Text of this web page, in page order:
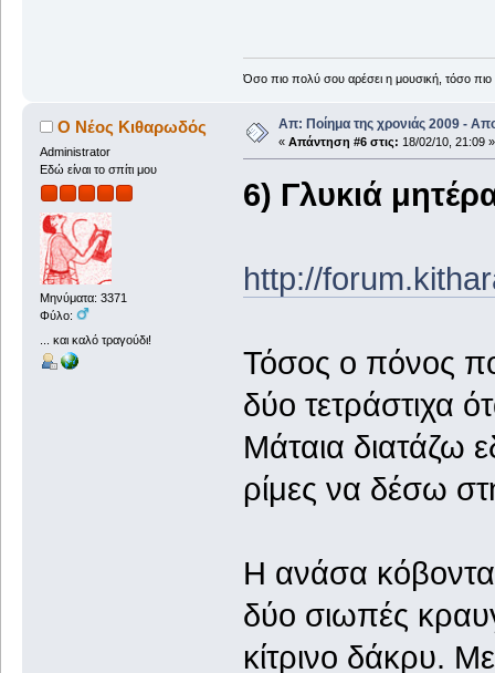
Όσο πιο πολύ σου αρέσει η μουσική, τόσο
Ο Νέος Κιθαρωδός
Administrator
Εδώ είναι το σπίτι μου
Μηνύματα: 3371
Φύλο:
... και καλό τραγούδι!
Απ: Ποίημα της χρονιάς 2009 -
« Απάντηση #6 στις: 18/02/10, 21:09 »
6) Γλυκιά
http://
Τόσος ο πόνος
δύο τετράστιχα
Μάταια διατάζω
ρίμες να δέσω
Η ανάσα
δύο σιωπές
κίτρινο δάκρυ.